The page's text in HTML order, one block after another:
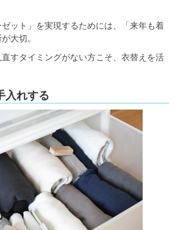
ット」を実現するためには、
「来年も着
が大切。
すタイミングがない方こそ、衣替えを活
入れする